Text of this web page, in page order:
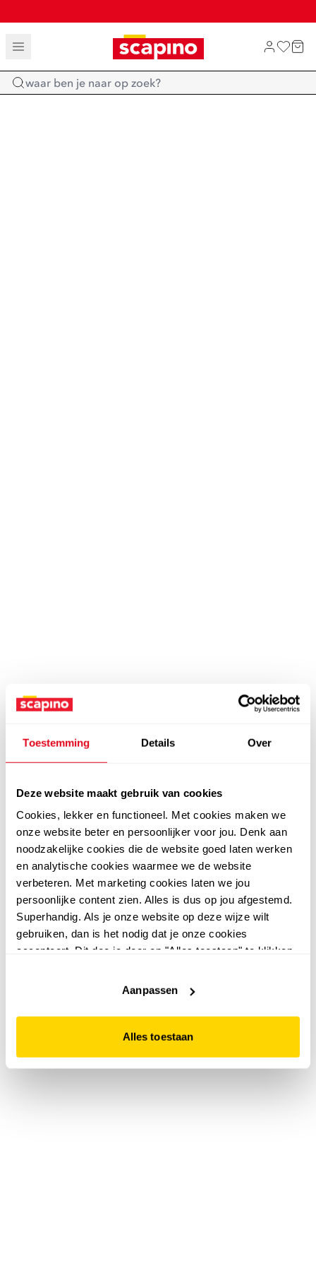
Toestemming Details Over
Deze website maakt gebruik van cookies
Cookies, lekker en functioneel. Met cookies maken we
onze website beter en persoonlijker voor jou. Denk aan
noodzakelijke cookies die de website goed laten werken
en analytische cookies waarmee we de website
verbeteren. Met marketing cookies laten we jou
persoonlijke content zien. Alles is dus op jou afgestemd.
Superhandig. Als je onze website op deze wijze wilt
gebruiken, dan is het nodig dat je onze cookies
accepteert. Dit doe je door op "Alles toestaan" te klikken.
website niet optimaal functioneert.
Aanpassen
Alles toestaan
TOT 70% KORTING OP SALE
SALE: LAATSTE KANS!
SHOP NIEUW
Home